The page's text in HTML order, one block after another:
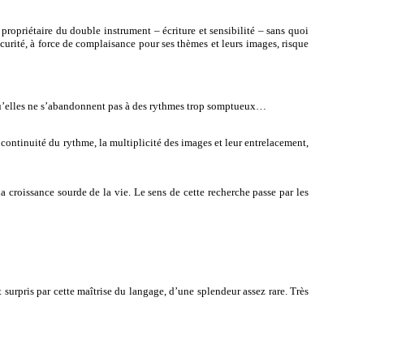
du double instrument – écriture et sensibilité – sans quoi
à force de complaisance pour ses thèmes et leurs images, risque
ne s’abandonnent pas à des rythmes trop somptueux…
du rythme, la multiplicité des images et leur entrelacement,
sourde de la vie. Le sens de cette recherche passe par les
par cette maîtrise du langage, d’une splendeur assez rare. Très